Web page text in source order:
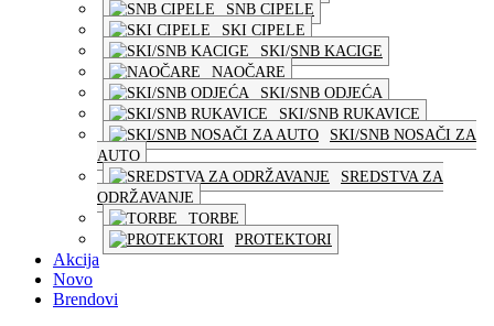
SNB CIPELE
SKI CIPELE
SKI/SNB KACIGE
NAOČARE
SKI/SNB ODJEĆA
SKI/SNB RUKAVICE
SKI/SNB NOSAČI ZA
AUTO
SREDSTVA ZA
ODRŽAVANJE
TORBE
PROTEKTORI
Akcija
Novo
Brendovi